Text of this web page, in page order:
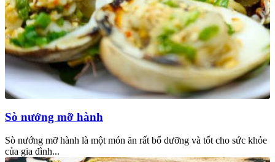
Sò nướng mỡ hành
Sò nướng mỡ hành là một món ăn rất bổ dưỡng và tốt cho sức khỏe
của gia đình...